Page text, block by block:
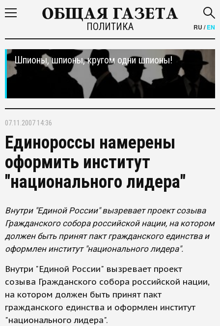
ПОЛИТИКА RU /EN
Шпионы, шпионы, кругом одни шпионы!
07.11.2007 14:36
Единороссы намерены
оформить институт
"национального лидера"
Внутри "Единой России" вызревает проект созыва
Гражданского собора российской нации, на котором
должен быть принят пакт гражданского единства и
оформлен институт "национального лидера".
Внутри "Единой России" вызревает проект
созыва Гражданского собора российской нации,
на котором должен быть принят пакт
гражданского единства и оформлен институт
"национального лидера".